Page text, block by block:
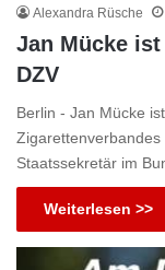
Alexandra Rüsche
Jan Mücke
DZV
Berlin - Jan Mücke
Staatssekretär im
Weiterlesen >>